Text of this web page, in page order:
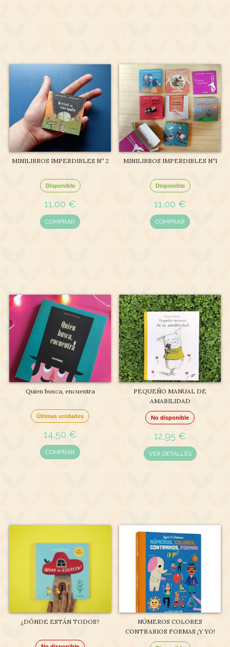
MINILIBROS IMPERDIBLES Nº 2
Disponible
11,00 €
COMPRAR
MINILIBROS IMPERDIBLES Nº1
Disponible
11,00 €
COMPRAR
Quien busca, encuentra
Últimas unidades
14,50 €
COMPRAR
PEQUEÑO MANUAL DE
AMABILIDAD
No disponible
12,95 €
VER DETALLES
¿DÓNDE ESTÁN TODOS?
NÚMEROS COLORES
CONTRARIOS FORMAS ¡Y YO!